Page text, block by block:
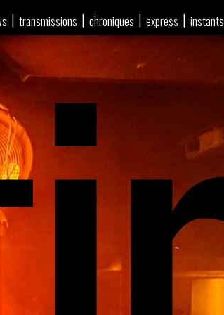
| transmissions | chroniques | express | instants